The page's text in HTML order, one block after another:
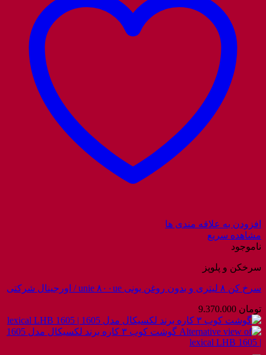
افزودن به علاقه مندی ها
مشاهده سریع
ناموجود
سرخکن و پلوپز
سرخ کن ۸ لیتری و بدون روغن یونی unie ۸۰۰ue / اورجینال شرکتی
تومان